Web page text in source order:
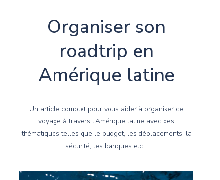
Organiser son
roadtrip en
Amérique latine
Un article complet pour vous aider à organiser ce
voyage à travers l’Amérique latine avec des
thématiques telles que le budget, les déplacements, la
sécurité, les banques etc…